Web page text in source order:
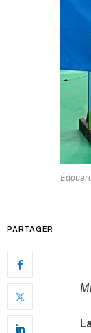
PARTAGER